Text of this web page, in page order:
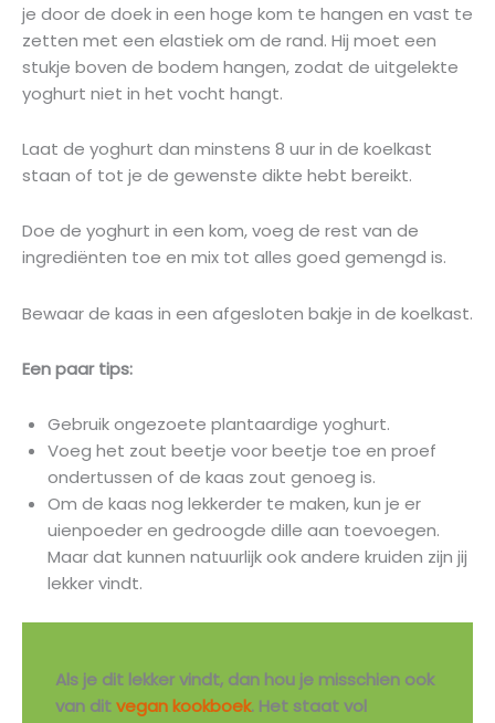
je door de doek in een hoge kom te hangen en vast te
zetten met een elastiek om de rand. Hij moet een
stukje boven de bodem hangen, zodat de uitgelekte
yoghurt niet in het vocht hangt.
Laat de yoghurt dan minstens 8 uur in de koelkast
staan ​​of tot je de gewenste dikte hebt bereikt.
Doe de yoghurt in een kom, voeg de rest van de
ingrediënten toe en mix tot alles goed gemengd is.
Bewaar de kaas in een afgesloten bakje in de koelkast.
Een paar tips:
Gebruik ongezoete plantaardige yoghurt.
Voeg het zout beetje voor beetje toe en proef
ondertussen of de kaas zout genoeg is.
Om de kaas nog lekkerder te maken, kun je er
uienpoeder en gedroogde dille aan toevoegen.
Maar dat kunnen natuurlijk ook andere kruiden zijn jij
lekker vindt.
Als je dit lekker vindt, dan hou je misschien ook
van ditvegan kookboek. Het staat vol